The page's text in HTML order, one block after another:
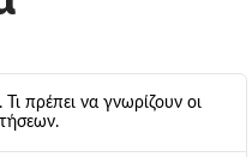
πρέπει να γνωρίζουν οι